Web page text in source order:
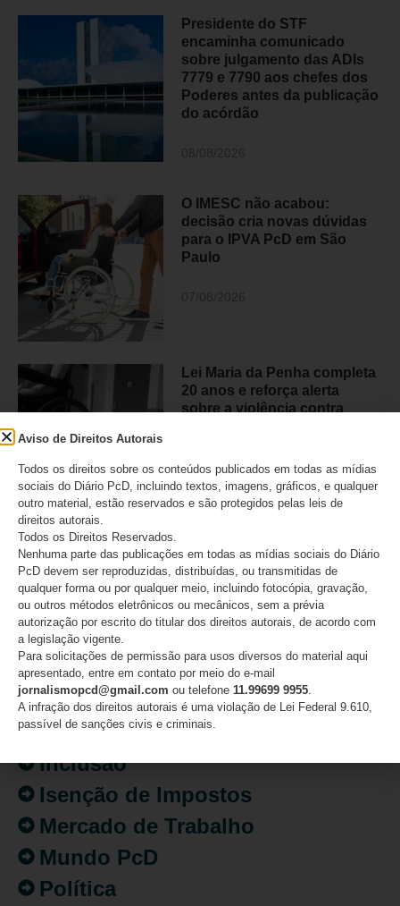
Presidente do STF
encaminha comunicado
sobre julgamento das ADIs
7779 e 7790 aos chefes dos
Poderes antes da publicação
do acórdão
O IMESC não acabou:
decisão cria novas dúvidas
para o IPVA PcD em São
Paulo
Lei Maria da Penha completa
20 anos e reforça alerta
sobre a violência contra
07/08/2026
CATEGORIAS
Acessibilidade
Artigo/Opinião
Atualidades
Destaques
Fatos
Inclusão
Isenção de Impostos
Mercado de Trabalho
Mundo PcD
Política
Aviso de Direitos Autorais
Todos os direitos sobre os conteúdos publicados em todas as mídias
sociais do Diário PcD, incluindo textos, imagens, gráficos, e qualquer
outro material, estão reservados e são protegidos pelas leis de
direitos autorais.
Todos os Direitos Reservados.
Nenhuma parte das publicações em todas as mídias sociais do Diário
PcD devem ser reproduzidas, distribuídas, ou transmitidas de
qualquer forma ou por qualquer meio, incluindo fotocópia, gravação,
ou outros métodos eletrônicos ou mecânicos, sem a prévia
autorização por escrito do titular dos direitos autorais, de acordo com
a legislação vigente.
Para solicitações de permissão para usos diversos do material aqui
apresentado, entre em contato por meio do e-mail
jornalismopcd@gmail.com ou telefone 11.99699 9955
A infração dos direitos autorais é uma violação de Lei Federal 9.610,
passível de sanções civis e criminais.